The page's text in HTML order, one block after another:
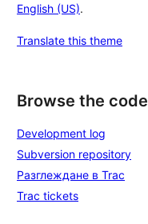
English (US).
Translate this theme
Browse the code
Development log
Subversion repository
Разглеждане в Trac
Trac tickets